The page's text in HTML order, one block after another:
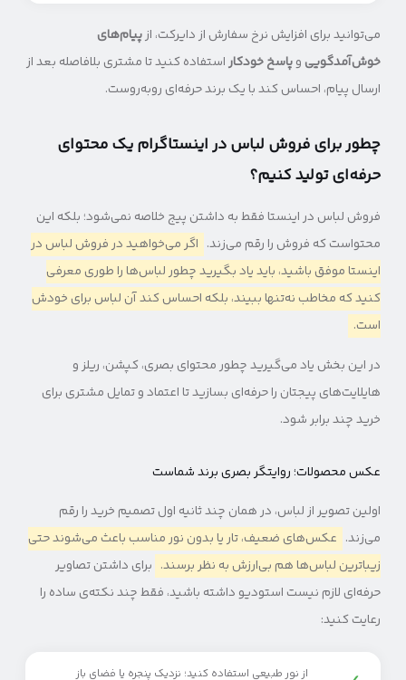
می‌توانید برای افزایش نرخ سفارش از دایرکت، از پیام‌های
خوش‌آمدگوییو پاسخ خودکاراستفاده کنید تا مشتری بلافاصله بعد از
ارسال پیام، احساس کند با یک برند حرفه‌ای روبه‌روست.
چطور برای فروش لباس در اینستاگرام یک محتوای
حرفه‌‎ای تولید کنیم؟
فروش لباس در اینستا فقط به داشتن پیج خلاصه نمی‎‌شود؛ بلکه این
محتواست که فروش را رقم می‌زند. اگر می‌خواهید در فروش لباس در
اینستا موفق باشید، باید یاد بگیرید چطور لباس‌ها را طوری معرفی
کنید که مخاطب نه‌تنها ببیند، بلکه احساس کند آن لباس برای خودش
است.
در این بخش یاد می‌گیرید چطور محتوای بصری، کپشن، ریلز و
هایلایت‌های پیجتان را حرفه‌ای بسازید تا اعتماد و تمایل مشتری برای
خرید چند برابر شود.
عکس محصولات؛ روایتگر بصری برند شماست
اولین تصویر از لباس، در همان چند ثانیه اول تصمیم خرید را رقم
می‌زند. عکس‌های ضعیف، تار یا بدون نور مناسب باعث می‌شوند حتی
زیباترین لباس‌ها هم بی‌ارزش به نظر برسند. برای داشتن تصاویر
حرفه‌ای لازم نیست استودیو داشته باشید، فقط چند نکته‌ی ساده را
رعایت کنید:
از نور طبیعی استفاده کنید؛ نزدیک پنجره یا فضای باز